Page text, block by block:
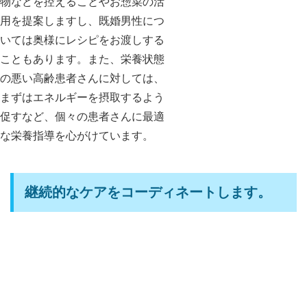
用を提案しますし、既婚男性につ
いては奥様にレシピをお渡しする
こともあります。また、栄養状態
の悪い高齢患者さんに対しては、
まずはエネルギーを摂取するよう
促すなど、個々の患者さんに最適
な栄養指導を心がけています。
継続的なケアをコーディネートします。